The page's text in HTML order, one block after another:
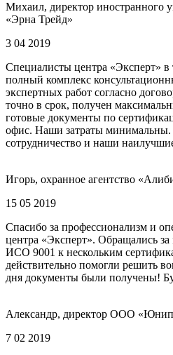
Михаил, директор иностранного
«Эрна Трейд»
3 04 2019
Специалисты центра «Эксперт» в
полный комплекс
экспертных работ согласно
точно в срок, получен
готовые документы по
офис. Наши затраты минимальны.
сотрудничество и наши
Игорь, охранное агентство
15 05 2019
Спасибо за профессионализм и
центра «Эксперт». Обращались
ИСО 9001 к нескольким
действительно помогли решить
дня документы были получены!
Александр, директор ООО
7 02 2019